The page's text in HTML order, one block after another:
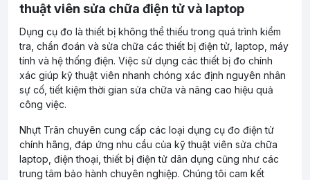
thuật viên sửa chữa điện tử và laptop
Dụng cụ đo là thiết bị không thể thiếu trong quá trình kiểm
tra, chẩn đoán và sửa chữa các thiết bị điện tử, laptop, máy
tính và hệ thống điện. Việc sử dụng các thiết bị đo chính
xác giúp kỹ thuật viên nhanh chóng xác định nguyên nhân
sự cố, tiết kiệm thời gian sửa chữa và nâng cao hiệu quả
công việc.
Nhựt Trân chuyên cung cấp các loại dụng cụ đo điện tử
chính hãng, đáp ứng nhu cầu của kỹ thuật viên sửa chữa
laptop, điện thoại, thiết bị điện tử dân dụng cũng như các
trung tâm bảo hành chuyên nghiệp. Chúng tôi cam kết